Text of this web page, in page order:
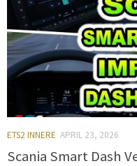
ETS2 INNERE APRIL 23, 2026
Scania Smart Dash